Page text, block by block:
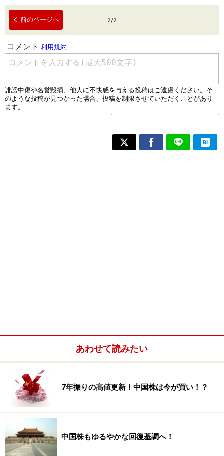
前のページへ 2/2
あわせて読みたい
7年振りの高値更新！中国株は今が買い！？
中国株もゆるやかな回復基調へ！